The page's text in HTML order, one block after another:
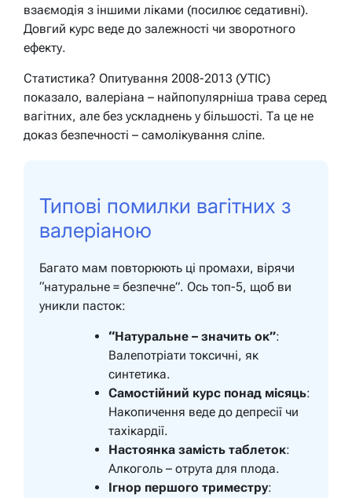
взаємодія з іншими ліками (посилює седативні).
Довгий курс веде до залежності чи зворотного
ефекту.
Статистика? Опитування 2008-2013 (УТІС)
показало, валеріана – найпопулярніша трава серед
вагітних, але без ускладнень у більшості. Та це не
доказ безпечності – самолікування сліпе.
Типові помилки вагітних з
валеріаною
Багато мам повторюють ці промахи, вірячи
“натуральне = безпечне”. Ось топ-5, щоб ви
уникли пасток:
“Натуральне – значить ок”:
Валепотріати токсичні, як
синтетика.
Самостійний курс понад місяць:
Накопичення веде до депресії чи
тахікардії.
Настоянка замість таблеток:
Алкоголь – отрута для плода.
Ігнор першого триместру: